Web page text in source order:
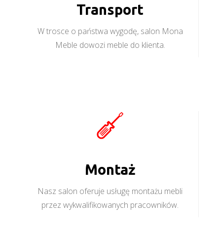
Transport
W trosce o państwa wygodę, salon Mona
Meble dowozi meble do klienta.
Montaż
Nasz salon oferuje usługę montażu mebli
przez wykwalifikowanych pracowników.